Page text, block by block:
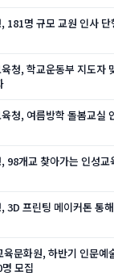
181명 규모 교원 인사
청, 학교운동부 지도자
청, 여름방학 돌봄교실
98개교 찾아가는 인성교
3D 프린팅 메이커톤 통
육문화원, 하반기 인문예
모집